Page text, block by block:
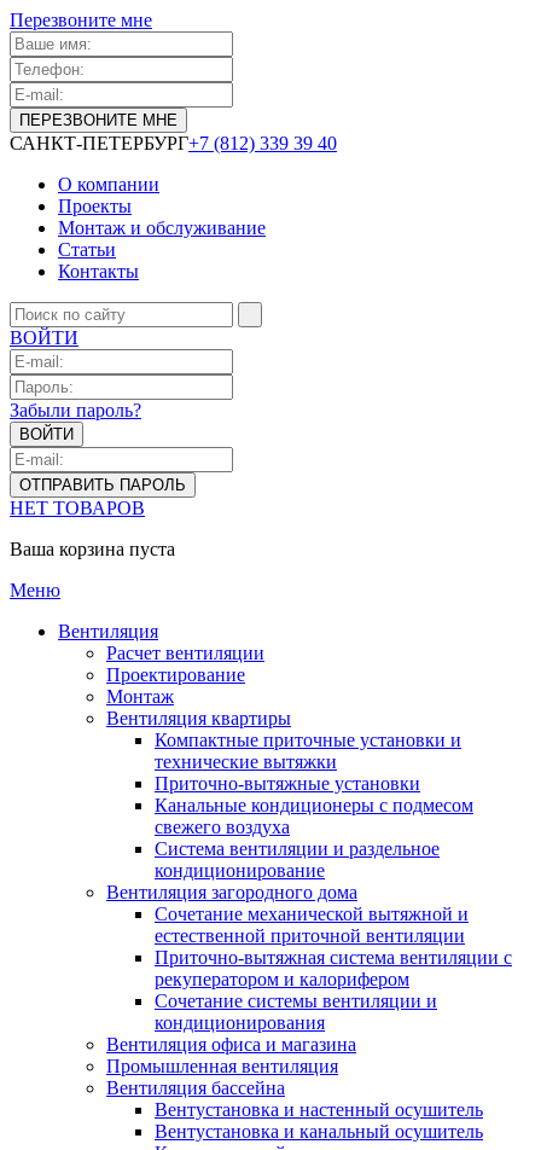
Перезвоните мне
САНКТ-ПЕТЕРБУРГ+7 (812) 339 39 40
О компании
Проекты
Монтаж и обслуживание
Статьи
Контакты
ВОЙТИ
Забыли пароль?
НЕТ ТОВАРОВ
Ваша корзина пуста
Меню
Вентиляция
Расчет вентиляции
Проектирование
Монтаж
Вентиляция квартиры
Компактные приточные установки и
технические вытяжки
Приточно-вытяжные установки
Канальные кондиционеры с подмесом
свежего воздуха
Cистема вентиляции и раздельное
кондиционирование
Вентиляция загородного дома
Сочетание механической вытяжной и
естественной приточной вентиляции
Приточно-вытяжная система вентиляции с
рекуператором и калорифером
Сочетание системы вентиляции и
кондиционирования
Вентиляция офиса и магазина
Промышленная вентиляция
Вентиляция бассейна
Вентустановка и настенный осушитель
Вентустановка и канальный осушитель